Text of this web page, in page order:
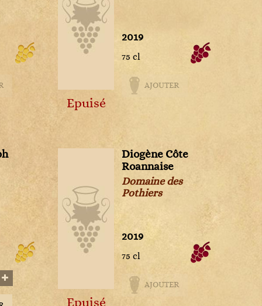
Epuisé
2019
75 cl
AJOUTER
Epuisé
Diogène Côte
Roannaise
Domaine des
Pothiers
2019
75 cl
AJOUTER